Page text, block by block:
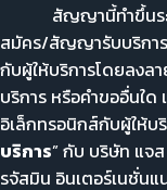
สัญญานี้ทำขึ้นระหว่
สมัคร/สัญญารับบริการ
กับผู้ให้บริการโดยลงล
บริการ หรือคำขออื่นใด
อิเล็กทรอนิกส์กับผู้ให้บ
บริการ” กับ บริษัท แจ
รจัสมิน อินเตอร์เนชั่น